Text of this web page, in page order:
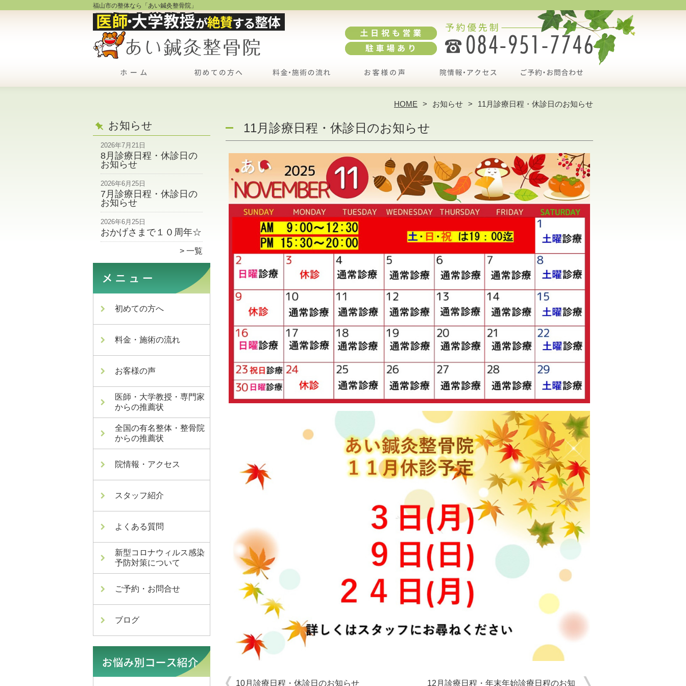
福山市の整体なら「あい鍼灸整骨院」
HOME お知らせ 11月診療日程・休診日のお知らせ
お知らせ
2026年7月21日
8月診療日程・休診日の
お知らせ
2026年6月25日
7月診療日程・休診日の
お知らせ
2026年6月25日
おかげさまで１０周年☆
一覧
初めての方へ
料金・施術の流れ
お客様の声
医師・大学教授・専門家
からの推薦状
全国の有名整体・整骨院
からの推薦状
院情報・アクセス
スタッフ紹介
よくある質問
新型コロナウィルス感染
予防対策について
ご予約・お問合せ
ブログ
11月診療日程・休診日のお知らせ
10月診療日程・休診日のお知らせ 12月診療日程・年末年始診療日程のお知